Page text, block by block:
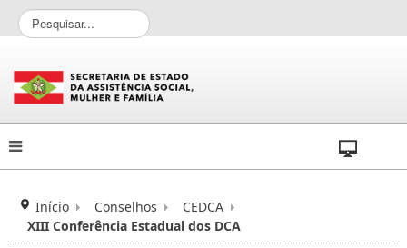
P
e
q
u
i
s
a
Início Conselhos
CEDCA
XIII Conferência Estadual dos DCA